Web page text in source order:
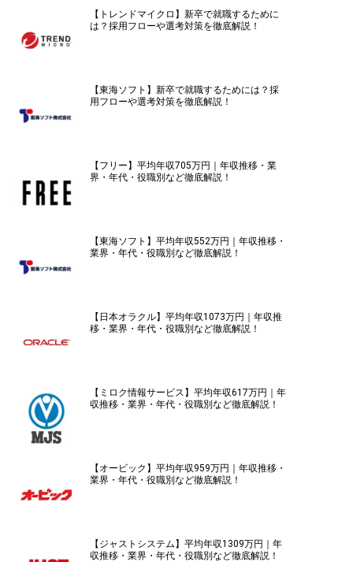
【トレンドマイクロ】新卒で就職するために
は？採用フローや選考対策を徹底解説！
【東海ソフト】新卒で就職するためには？採
用フローや選考対策を徹底解説！
【フリー】平均年収705万円｜年収推移・業
界・年代・役職別など徹底解説！
【東海ソフト】平均年収552万円｜年収推移・
業界・年代・役職別など徹底解説！
【日本オラクル】平均年収1073万円｜年収推
移・業界・年代・役職別など徹底解説！
【ミロク情報サービス】平均年収617万円｜年
収推移・業界・年代・役職別など徹底解説！
【オービック】平均年収959万円｜年収推移・
業界・年代・役職別など徹底解説！
【ジャストシステム】平均年収1309万円｜年
収推移・業界・年代・役職別など徹底解説！